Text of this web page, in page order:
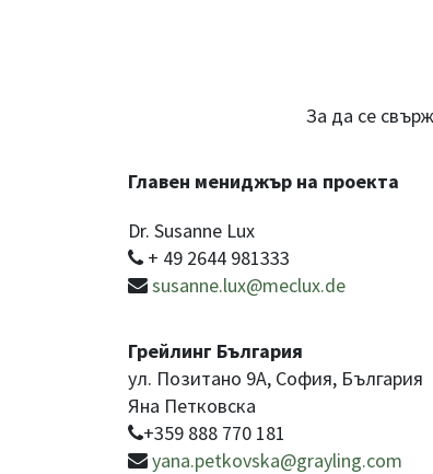
За да се
Главен мениджър на проекта
Dr. Susanne Lux
+ 49 2644 981333
susanne.lux@meclux.de
Грейлинг България
ул. Позитано 9А, София, България
Яна Петковска
+359 888 770 181
yana.petkovska@grayling.com